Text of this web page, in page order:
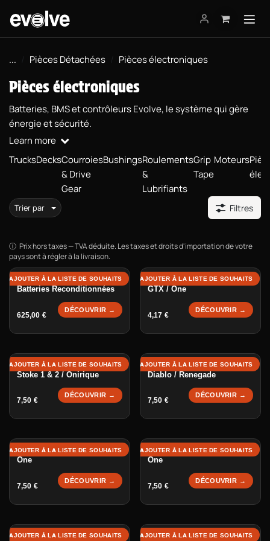
... Pièces Détachées Pièces électroniques
Pièces électroniques
Batteries, BMS et contrôleurs Evolve, le système qui gère
énergie et sécurité.
Learn more
TrucksDecksCourroies
& Drive
Gear
BushingsRoulements
&
Lubrifiants
Grip
Tape
Moteurs
Trier par Filtres
Prix hors taxes — TVA déduite. Les taxes et droits d'importation de votre
pays sont à régler à la livraison.
Batteries Reconditionnées
625,00 €
DÉCOUVRIR →
AJOUTER À LA LISTE DE SOUHAITS
Charger Port Cover - GT /
GTX / One
4,17€
DÉCOUVRIR →
AJOUTER À LA LISTE DE SOUHAITS
Charger Port - GTR 1 & 2 /
Stoke 1 & 2 / Onirique
7,50 €
DÉCOUVRIR →
AJOUTER À LA LISTE DE SOUHAITS
Charger Port - Hadean /
Diablo / Renegade
7,50€
DÉCOUVRIR →
AJOUTER À LA LISTE DE SOUHAITS
Charger Port - GT / GTX /
One
7,50 €
DÉCOUVRIR →
AJOUTER À LA LISTE DE SOUHAITS
Power Button - GT / GTX /
One
7,50€
DÉCOUVRIR →
AJOUTER À LA LISTE DE SOUHAITS
Power Button - GTR / GTR2
AJOUTER À LA LISTE DE SOUHAITS
Power Button - Hadean /
AJOUTER À LA LISTE DE SOUHAITS